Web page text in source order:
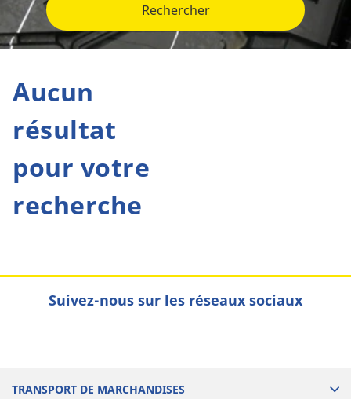
Rechercher
Aucun
résultat
pour votre
recherche
Suivez-nous sur les réseaux sociaux
TRANSPORT DE MARCHANDISES